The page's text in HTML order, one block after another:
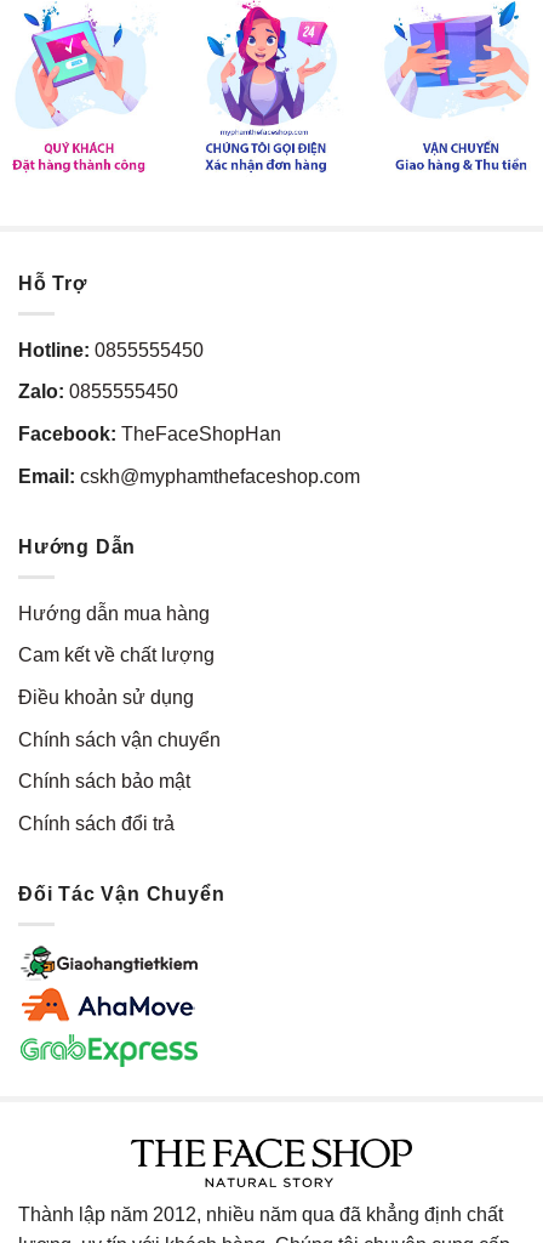
Hỗ Trợ
Hotline: 0855555450
Zalo: 0855555450
Facebook: TheFaceShopHan
Email: cskh@myphamthefaceshop.com
Hướng Dẫn
Hướng dẫn mua hàng
Cam kết về chất lượng
Điều khoản sử dụng
Chính sách vận chuyển
Chính sách bảo mật
Chính sách đổi trả
Đối Tác Vận Chuyển
Thành lập năm 2012, nhiều năm qua đã khẳng định chất